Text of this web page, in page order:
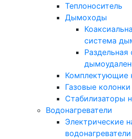
Теплоноситель
Дымоходы
система
Раздельная
Комплектующие
Газовые
Стабилизаторы
Водонагреватели
Электрические